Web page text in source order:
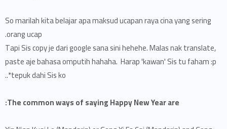
So marilah kita belajar apa maksud ucapan raya cina yang sering
orang ucap.
Tapi Sis copy je dari google sana sini hehehe. Malas nak translate,
paste aje bahasa omputih hahaha. Harap 'kawan' Sis tu faham :p
*tepuk dahi Sis ko..
The common ways of saying Happy New Year are: